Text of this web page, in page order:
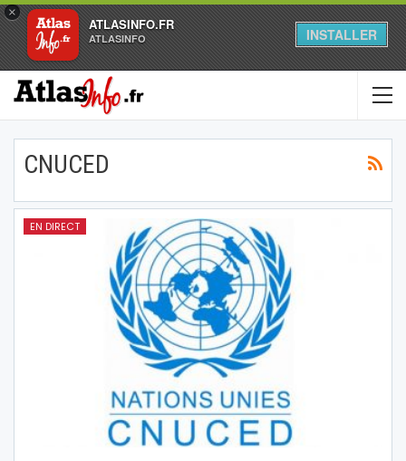
×
ATLASINFO.FR
ATLASINFO INSTALLER
CNUCED
EN DIRECT